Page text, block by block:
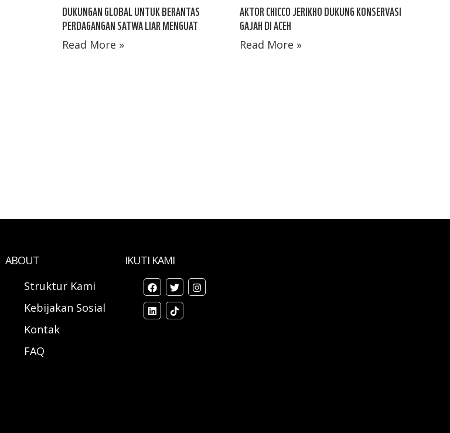
DUKUNGAN GLOBAL UNTUK BERANTAS
PERDAGANGAN SATWA LIAR MENGUAT
Read More »
AKTOR CHICCO JERIKHO DUKUNG KONSERVASI
GAJAH DI ACEH
Read More »
ABOUT
Struktur Kami
Kebijakan Sosial
Kontak
FAQ
IKUTI KAMI